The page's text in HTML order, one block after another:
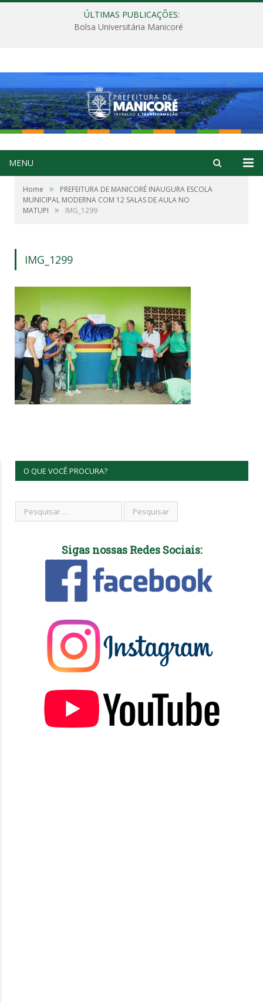
ÚLTIMAS PUBLICAÇÕES:
Bolsa Universitária Manicoré
MENU
Home »
PREFEITURA DE MANICORÉ INAUGURA ESCOLA
MUNICIPAL MODERNA COM 12 SALAS DE AULA NO
MATUPI
» IMG_1299
IMG_1299
O QUE VOCÊ PROCURA?
Sigas nossas Redes Sociais: